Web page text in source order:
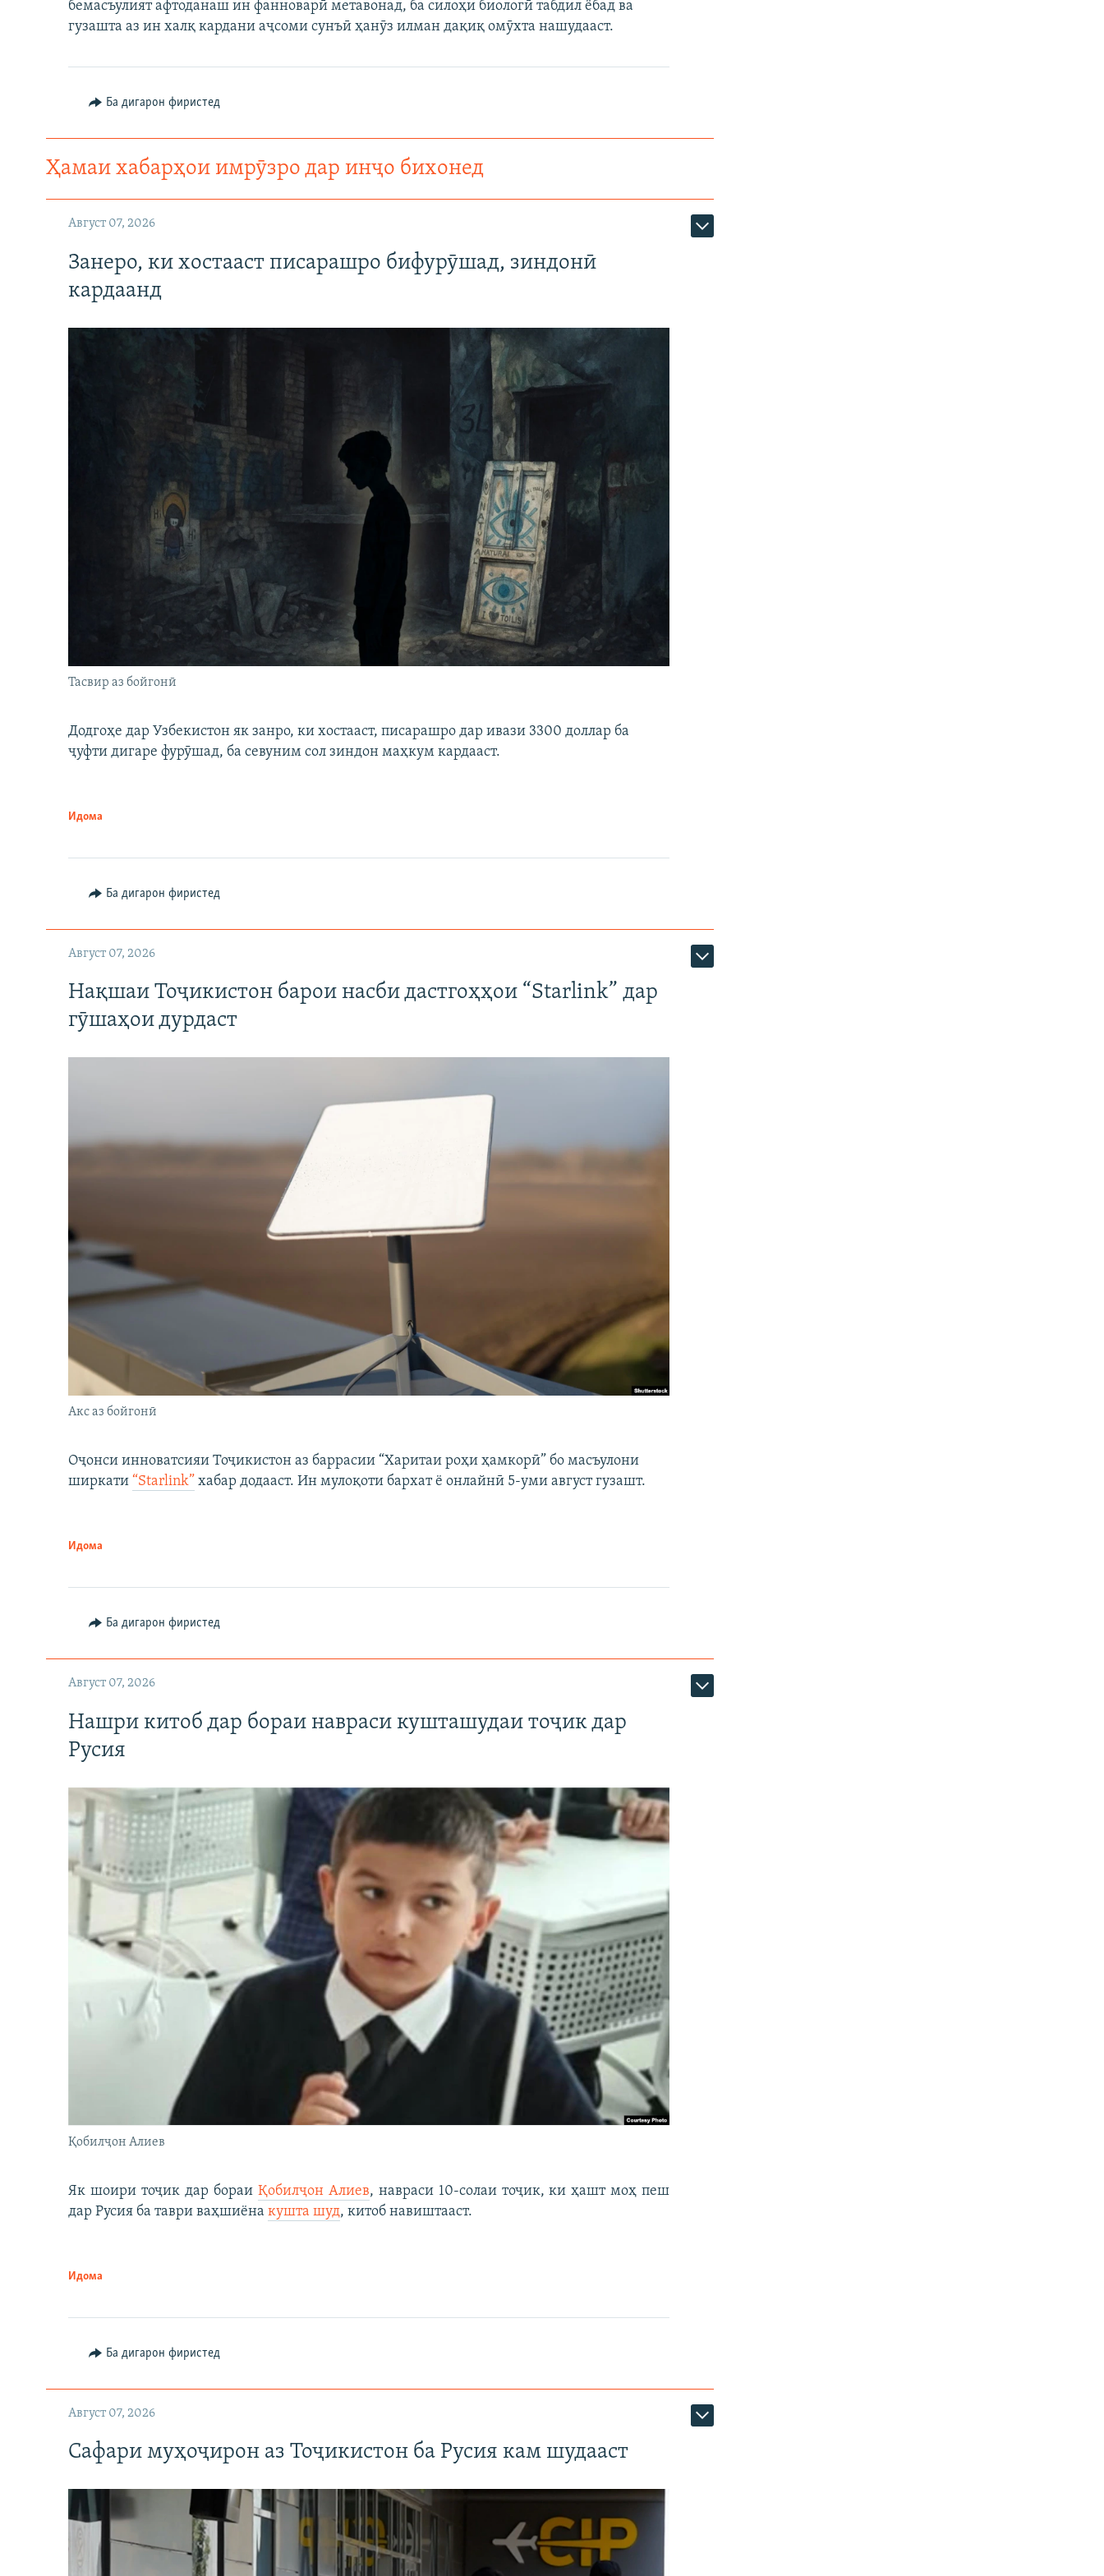
бемасъулият афтоданаш ин фанноварӣ метавонад, ба силоҳи биологӣ табдил ёбад ва
гузашта аз ин халқ кардани аҷсоми сунъӣ ҳанӯз илман дақиқ омӯхта нашудааст.
Ба дигарон фиристед
Ҳамаи хабарҳои имрӯзро дар инҷо бихонед
Август 07, 2026
Занеро, ки хостааст писарашро бифурӯшад, зиндонӣ
кардаанд
Тасвир аз бойгонӣ
Додгоҳе дар Узбекистон як занро, ки хостааст, писарашро дар ивази 3300 доллар ба
ҷуфти дигаре фурӯшад, ба севуним сол зиндон маҳкум кардааст.
Идома
Ба дигарон фиристед
Август 07, 2026
Нақшаи Тоҷикистон барои насби дастгоҳҳои “Starlink” дар
гӯшаҳои дурдаст
Акс аз бойгонӣ
Оҷонси инноватсияи Тоҷикистон аз баррасии “Харитаи роҳи ҳамкорӣ” бо масъулони
ширкати “Starlink” хабар додааст. Ин мулоқоти бархат ё онлайнӣ 5-уми август гузашт.
Идома
Ба дигарон фиристед
Август 07, 2026
Нашри китоб дар бораи навраси кушташудаи тоҷик дар
Русия
Қобилҷон Алиев
Як шоири тоҷик дар бораи Қобилҷон Алиев, навраси 10-солаи тоҷик, ки ҳашт моҳ пеш
дар Русия ба таври ваҳшиёна кушта шуд, китоб навиштааст.
Идома
Ба дигарон фиристед
Август 07, 2026
Сафари муҳоҷирон аз Тоҷикистон ба Русия кам шудааст